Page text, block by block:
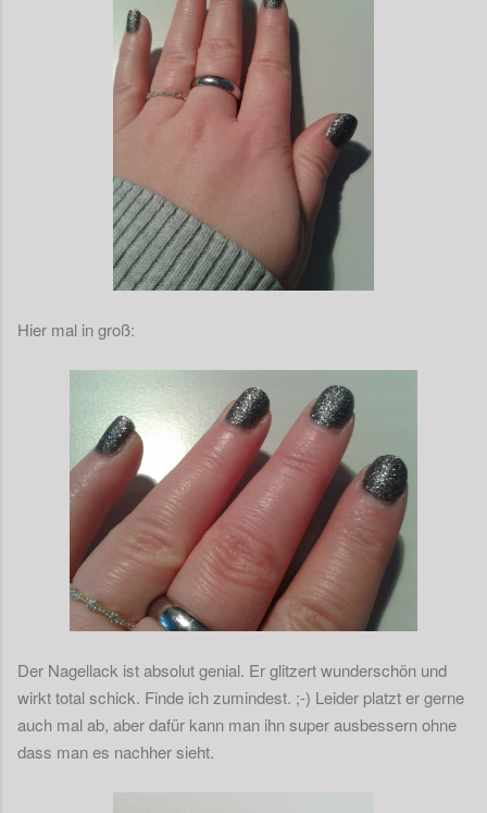
Hier mal in groß:
Der Nagellack ist absolut genial. Er glitzert wunderschön und
wirkt total schick. Finde ich zumindest. ;-) Leider platzt er gerne
auch mal ab, aber dafür kann man ihn super ausbessern ohne
dass man es nachher sieht.